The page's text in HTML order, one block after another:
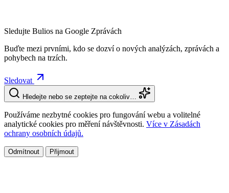
Sledujte Bulios na Google Zprávách
Buďte mezi prvními, kdo se dozví o nových analýzách, zprávách a
pohybech na trzích.
Sledovat
Hledejte nebo se zeptejte na cokoliv…
Používáme nezbytné cookies pro fungování webu a volitelné
analytické cookies pro měření návštěvnosti. Více v Zásadách
ochrany osobních údajů.
Odmítnout Přijmout